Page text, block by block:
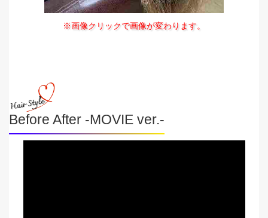
※画像クリックで画像が変わります。
Before After -MOVIE ver.-